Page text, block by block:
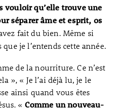
vouloir qu’elle trouve une
séparer âme et esprit, os
fait du bien. Même si
je l’entends cette année.
de la nourriture. Ce n’est
», « Je l’ai déjà lu, je le
ainsi quand vous êtes
« Comme un nouveau-